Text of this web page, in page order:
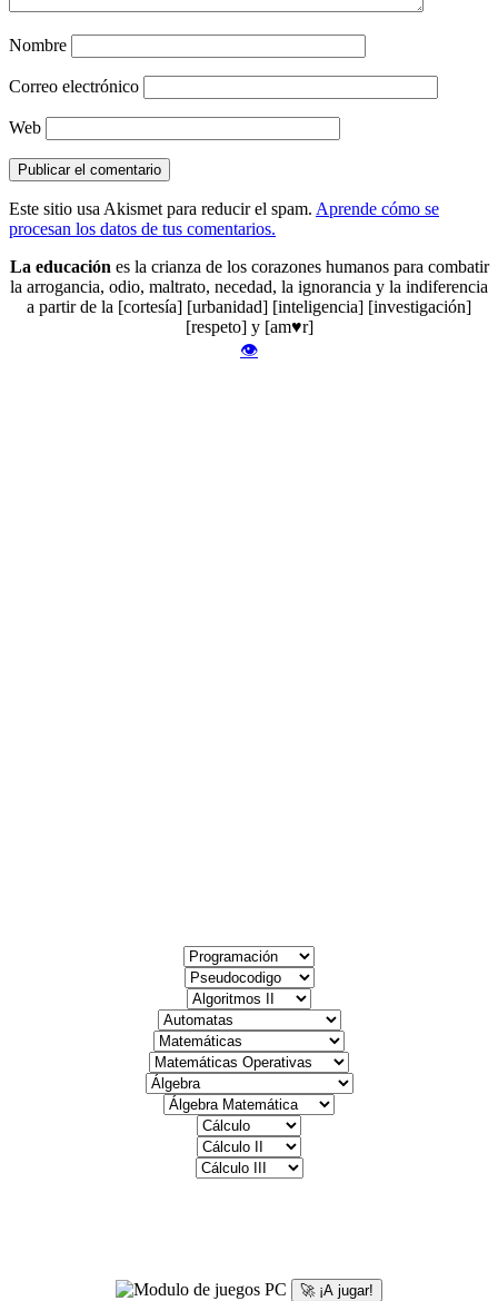
Nombre
Correo electrónico
Web
Este sitio usa Akismet para reducir el spam. Aprende cómo se
procesan los datos de tus comentarios.
La educaciónes la crianza de los corazones humanos para combatir
la arrogancia, odio, maltrato, necedad, la ignorancia y la indiferencia
a partir de la [cortesía] [urbanidad] [inteligencia] [investigación]
[respeto] y [am♥r]
👁
🚀 ¡A jugar!